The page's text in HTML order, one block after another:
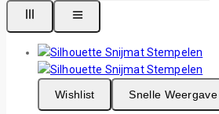
Wishlist Snelle Weergave